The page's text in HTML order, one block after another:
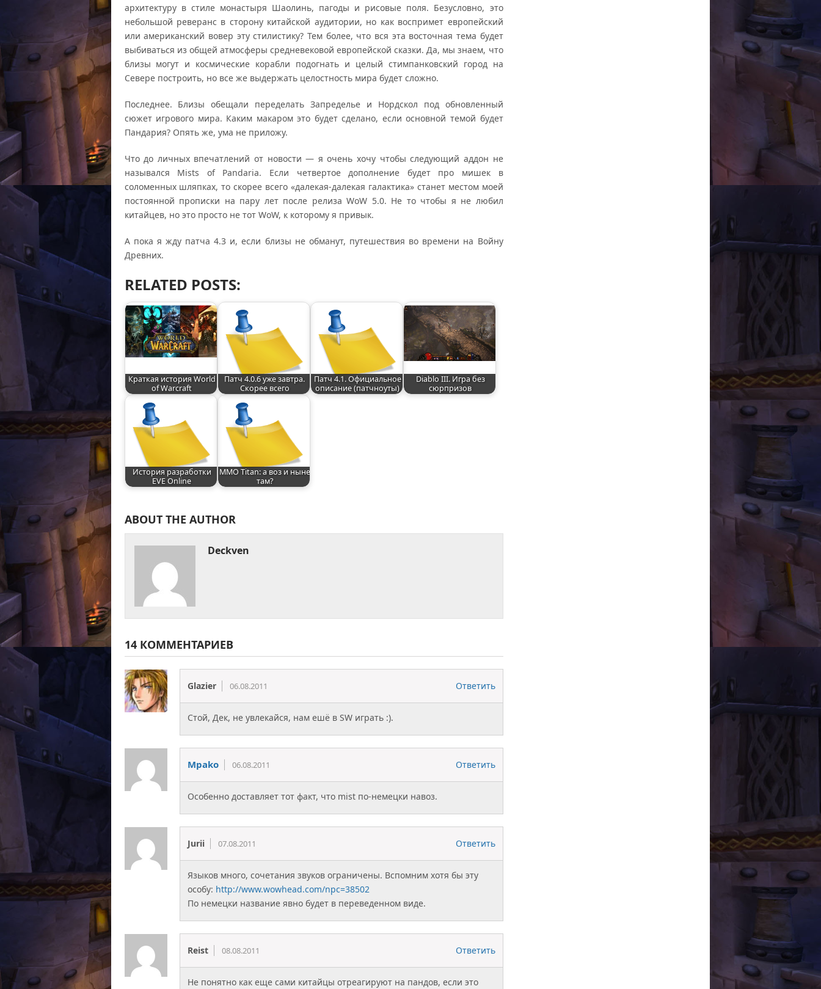
архитектуру в стиле монастыря Шаолинь, пагоды и рисовые поля. Безусловно, это
небольшой реверанс в сторону китайской аудитории, но как воспримет европейский
или американский вовер эту стилистику? Тем более, что вся эта восточная тема будет
выбиваться из общей атмосферы средневековой европейской сказки. Да, мы знаем, что
близы могут и космические корабли подогнать и целый стимпанковский город на
Севере построить, но все же выдержать целостность мира будет сложно.
Последнее. Близы обещали переделать Запределье и Нордскол под обновленный
сюжет игрового мира. Каким макаром это будет сделано, если основной темой будет
Пандария? Опять же, ума не приложу.
Что до личных впечатлений от новости — я очень хочу чтобы следующий аддон не
назывался Mists of Pandaria. Если четвертое дополнение будет про мишек в
соломенных шляпках, то скорее всего «далекая-далекая галактика» станет местом моей
постоянной прописки на пару лет после релиза WoW 5.0. Не то чтобы я не любил
китайцев, но это просто не тот WoW, к которому я привык.
А пока я жду патча 4.3 и, если близы не обманут, путешествия во времени на Войну
Древних.
RELATED POSTS:
Краткая история World
of Warcraft
Патч 4.0.6 уже завтра.
Скорее всего
Патч 4.1. Официальное
описание (патчноуты)
Diablo III. Игра без
сюрпризов
История разработки
EVE Online
MMO Titan: а воз и ныне
там?
ABOUT THE AUTHOR
Deckven
14 КОММЕНТАРИЕВ
Glazier 06.08.2011 Ответить
Стой, Дек, не увлекайся, нам ешё в SW играть :).
Mpako 06.08.2011 Ответить
Особенно доставляет тот факт, что mist по-немецки навоз.
Jurii 07.08.2011 Ответить
Языков много, сочетания звуков ограничены. Вспомним хотя бы эту
особу: http://www.wowhead.com/npc=38502
По немецки название явно будет в переведенном виде.
Reist 08.08.2011 Ответить
Не понятно как еще сами китайцы отреагируют на пандов, если это